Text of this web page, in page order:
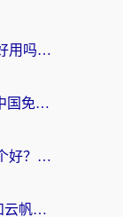
海外党必看：Quickback和六毫秒好用吗？3步选对回国加速器，无缝刷国内剧玩游戏
海外党避坑指南：别再迷信“vpn 中国免费”，选对回国加速器才能无缝刷国内资源
海外党必看：Quickback和西游哪个好？3个维度教你选对回国加速器
海外党选回国加速器：雷神手游和云帆哪个好？附3组对比+避坑指南